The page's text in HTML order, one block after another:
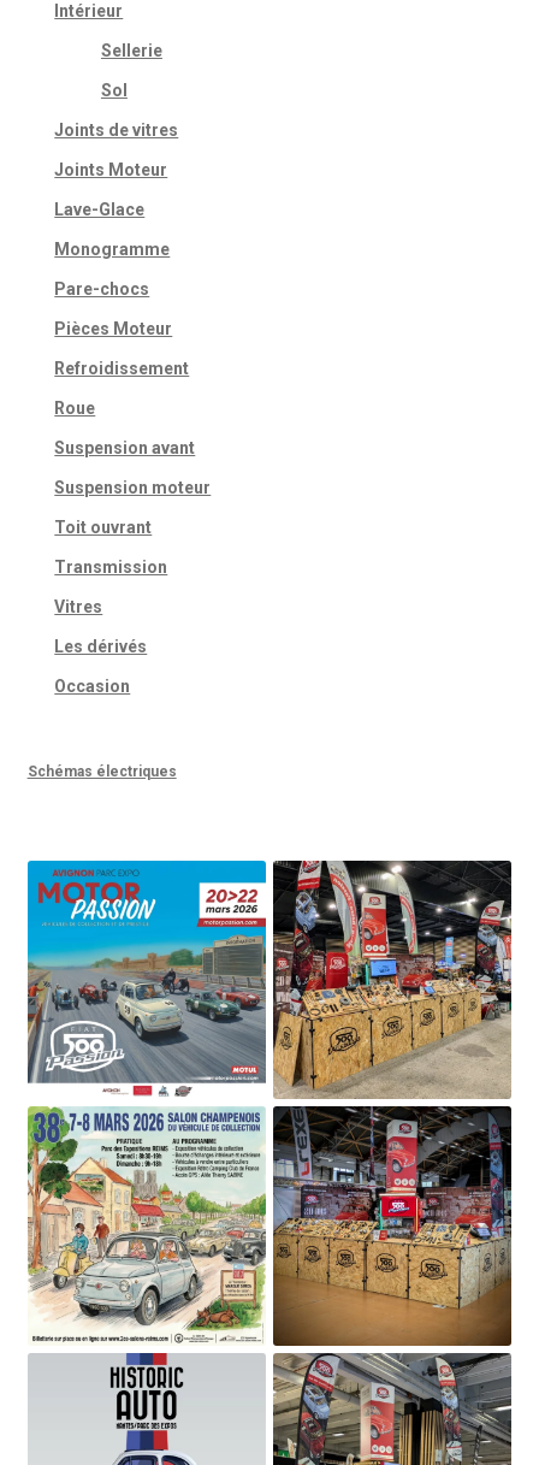
Intérieur
Sellerie
Sol
Joints de vitres
Joints Moteur
Lave-Glace
Monogramme
Pare-chocs
Pièces Moteur
Refroidissement
Roue
Suspension avant
Suspension moteur
Toit ouvrant
Transmission
Vitres
Les dérivés
Occasion
Schémas électriques